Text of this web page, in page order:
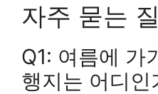
자주 묻는
Q1: 여름에 가
행지는 어디인